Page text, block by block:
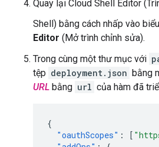
Quay lại Cloud Shell Editor
Shell) bằng cách nhấp vào
Editor (Mở trình chỉnh sửa).
Trong cùng một thư mục với
tệp deployment.json bằng
URL bằng url của hàm đã
{
"oauthScopes" : [